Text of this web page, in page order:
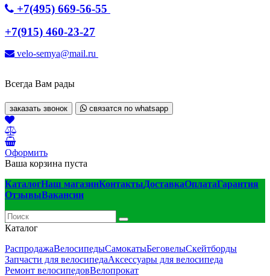
+7(495) 669-56-55
+7(915) 460-23-27
velo-semya@mail.ru
Всегда Вам рады
заказать звонок связатся по whatsapp
Оформить
Ваша корзина пуста
КаталогНаш магазинКонтактыДоставкаОплатаГарантия
ОтзывыВакансии
Каталог
РаспродажаВелосипедыСамокатыБеговелыСкейтборды
Запчасти для велосипедаАксессуары для велосипеда
Ремонт велосипедовВелопрокат